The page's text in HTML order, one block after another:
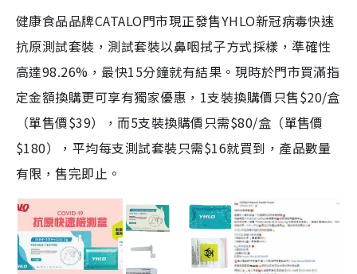
健康食品品牌CATALO門市現正發售YHLO新冠病毒快速
抗原測試套裝，測試套裝以鼻咽拭子方式採樣，準確性
高達98.26%，最快15分鐘就有結果。現時於門市買滿指
定金額換購更可享有獨家優惠，1支裝換購價只售$20/盒
（單售價$39），而5支裝換購價只需$80/盒（單售價
$180），平均每支測試套裝只需$16就買到，產品數量
有限，售完即止。